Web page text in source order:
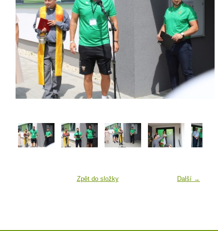
Další →
Zpět do složky